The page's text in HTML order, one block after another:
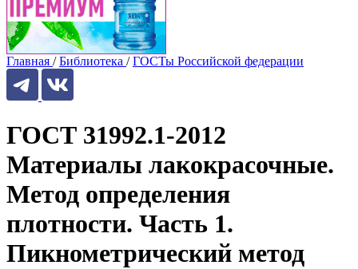
Главная / Библиотека / ГОСТы Российской федерации
ГОСТ 31992.1-2012
Материалы лакокрасочные.
Метод определения
плотности. Часть 1.
Пикнометрический метод